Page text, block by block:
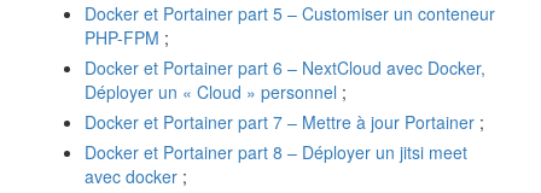
Docker et Portainer part 5 – Customiser un conteneur
PHP-FPM ;
Docker et Portainer part 6 – NextCloud avec Docker,
Déployer un « Cloud » personnel ;
Docker et Portainer part 7 – Mettre à jour Portainer ;
Docker et Portainer part 8 – Déployer un jitsi meet
avec docker ;